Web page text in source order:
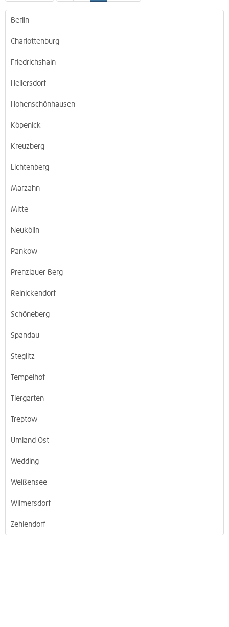
Berlin
Charlottenburg
Friedrichshain
Hellersdorf
Hohenschönhausen
Köpenick
Kreuzberg
Lichtenberg
Marzahn
Mitte
Neukölln
Pankow
Prenzlauer Berg
Reinickendorf
Schöneberg
Spandau
Steglitz
Tempelhof
Tiergarten
Treptow
Umland Ost
Wedding
Weißensee
Wilmersdorf
Zehlendorf